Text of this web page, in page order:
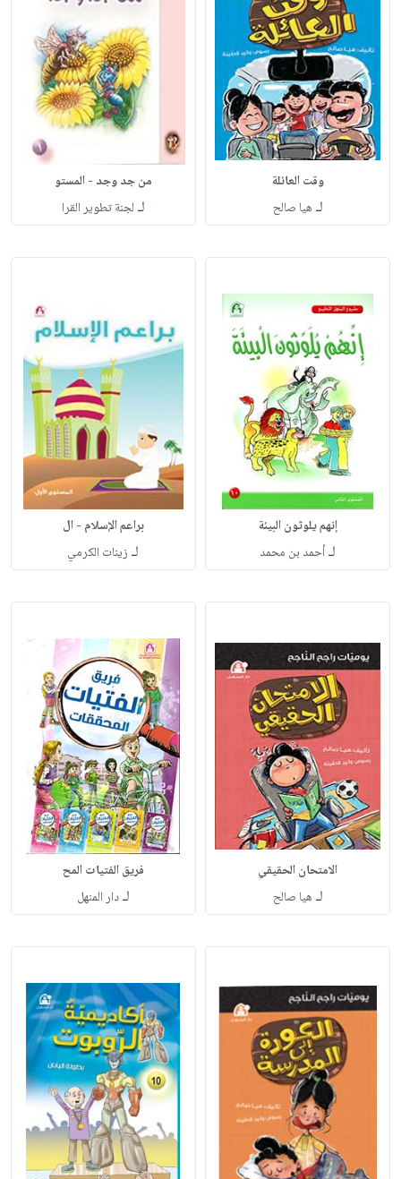
وقت العائلة
لـ هيا صالح
من جد وجد - المستو
لـ لجنة تطوير القرا
إنهم يلوثون البيئة
لـأحمد بن محمد
براعم الإسلام - ال
لـ زينات الكرمي
الامتحان الحقيقي
لـ هيا صالح
فريق الفتيات المح
لـدار المنهل